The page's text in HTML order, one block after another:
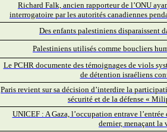
Richard Falk, ancien rapporteur de l’ONU
interrogatoire par les autorités canadiennes
Des enfants palestiniens disparaissent
Palestiniens utilisés comme boucliers
Le PCHR documente des témoignages de viols
de détention israéliens
Paris revient sur sa décision d’interdire la
sécurité et de la défense «
UNICEF : A Gaza, l’occupation entrave
dernier, menaçant la